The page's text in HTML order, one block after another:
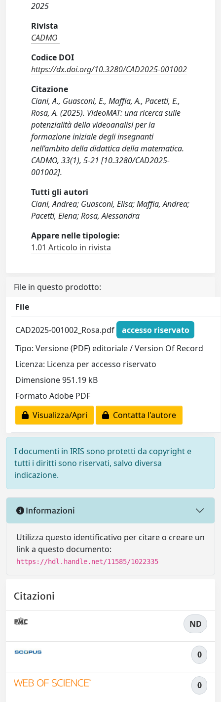
2025
Rivista
CADMO
Codice DOI
https://dx.doi.org/10.3280/CAD2025-001002
Citazione
Ciani, A., Guasconi, E., Maffia, A., Pacetti, E.,
Rosa, A. (2025). VideoMAT: una ricerca sulle
potenzialità della videoanalisi per la
formazione iniziale degli insegnanti
nell’ambito della didattica della matematica.
CADMO, 33(1), 5-21 [10.3280/CAD2025-
001002].
Tutti gli autori
Ciani, Andrea; Guasconi, Elisa; Maffia, Andrea;
Pacetti, Elena; Rosa, Alessandra
Appare nelle tipologie:
1.01 Articolo in rivista
File in questo prodotto:
File
CAD2025-001002_Rosa.pdf
accesso riservato
Tipo: Versione (PDF) editoriale / Version Of Record
Licenza: Licenza per accesso riservato
Dimensione 951.19 kB
Formato Adobe PDF
Visualizza/Apri
Contatta l'autore
I documenti in IRIS sono protetti da copyright e
tutti i diritti sono riservati, salvo diversa
indicazione.
Informazioni
Utilizza questo identificativo per citare o creare un
link a questo documento:
https://hdl.handle.net/11585/1022335
Citazioni
ND
0
0